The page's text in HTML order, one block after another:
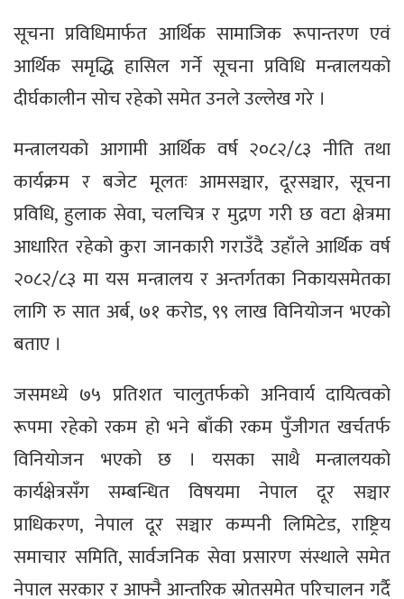
सूचना प्रविधिमार्फत आर्थिक सामाजिक रूपान्तरण एवं
आर्थिक समृद्धि हासिल गर्ने सूचना प्रविधि मन्त्रालयको
दीर्घकालीन सोच रहेको समेत उनले उल्लेख गरे ।
मन्त्रालयको आगामी आर्थिक वर्ष २०८२/८३ नीति तथा
कार्यक्रम र बजेट मूलतः आमसञ्चार, दूरसञ्चार, सूचना
प्रविधि, हुलाक सेवा, चलचित्र र मुद्रण गरी छ वटा क्षेत्रमा
आधारित रहेको कुरा जानकारी गराउँदै उहाँले आर्थिक वर्ष
२०८२/८३ मा यस मन्त्रालय र अन्तर्गतका निकायसमेतका
लागि रु सात अर्ब, ७१ करोड, ९९ लाख विनियोजन भएको
बताए ।
जसमध्ये ७५ प्रतिशत चालुतर्फको अनिवार्य दायित्वको
रूपमा रहेको रकम हो भने बाँकी रकम पुँजीगत खर्चतर्फ
विनियोजन भएको छ । यसका साथै मन्त्रालयको
कार्यक्षेत्रसँग सम्बन्धित विषयमा नेपाल दूर सञ्चार
प्राधिकरण, नेपाल दूर सञ्चार कम्पनी लिमिटेड, राष्ट्रिय
समाचार समिति, सार्वजनिक सेवा प्रसारण संस्थाले समेत
नेपाल सरकार र आफ्नै आन्तरिक स्रोतसमेत परिचालन गर्दै